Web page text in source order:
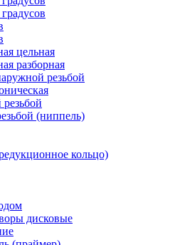
цельная
разборная
резьбой
(ниппель)
кольцо)
дисковые